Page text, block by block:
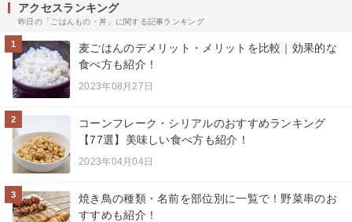
アクセスランキング
昨日の「ごはんもの・丼」に関する記事ランキング
1
麦ごはんのデメリット・メリットを比較｜効果的な
食べ方も紹介！
2023年08月27日
2
コーンフレーク・シリアルのおすすめランキング
【77選】美味しい食べ方も紹介！
2023年04月04日
3
焼き鳥の種類・名前を部位別に一覧で！野菜串のお
すすめも紹介！